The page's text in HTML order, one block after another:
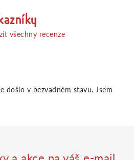
všechny recenze
došlo v bezvadném stavu. Jsem